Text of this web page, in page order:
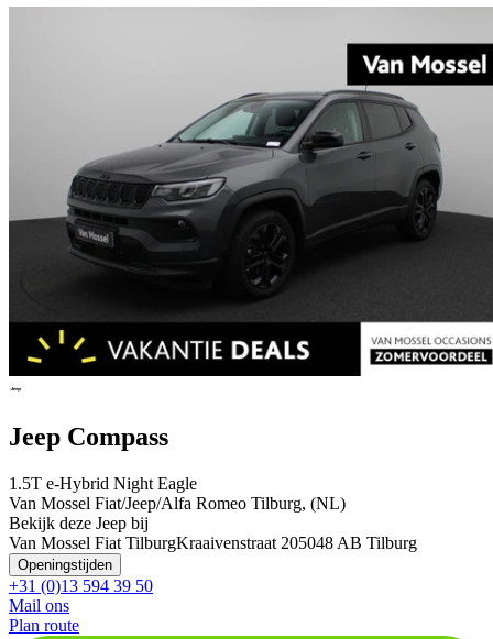
Jeep Compass
1.5T e-Hybrid Night Eagle
Van Mossel Fiat/Jeep/Alfa Romeo Tilburg, (NL)
Bekijk deze Jeep bij
Van Mossel Fiat TilburgKraaivenstraat 205048 AB Tilburg
Openingstijden
+31 (0)13 594 39 50
Mail ons
Plan route